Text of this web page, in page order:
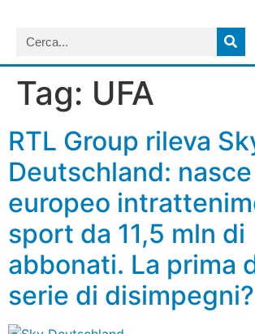
Tag: UFA
RTL Group rileva
Deutschland:
europeo
sport da 11,5 mln di
abbonati. La prima
serie di disimpegni?